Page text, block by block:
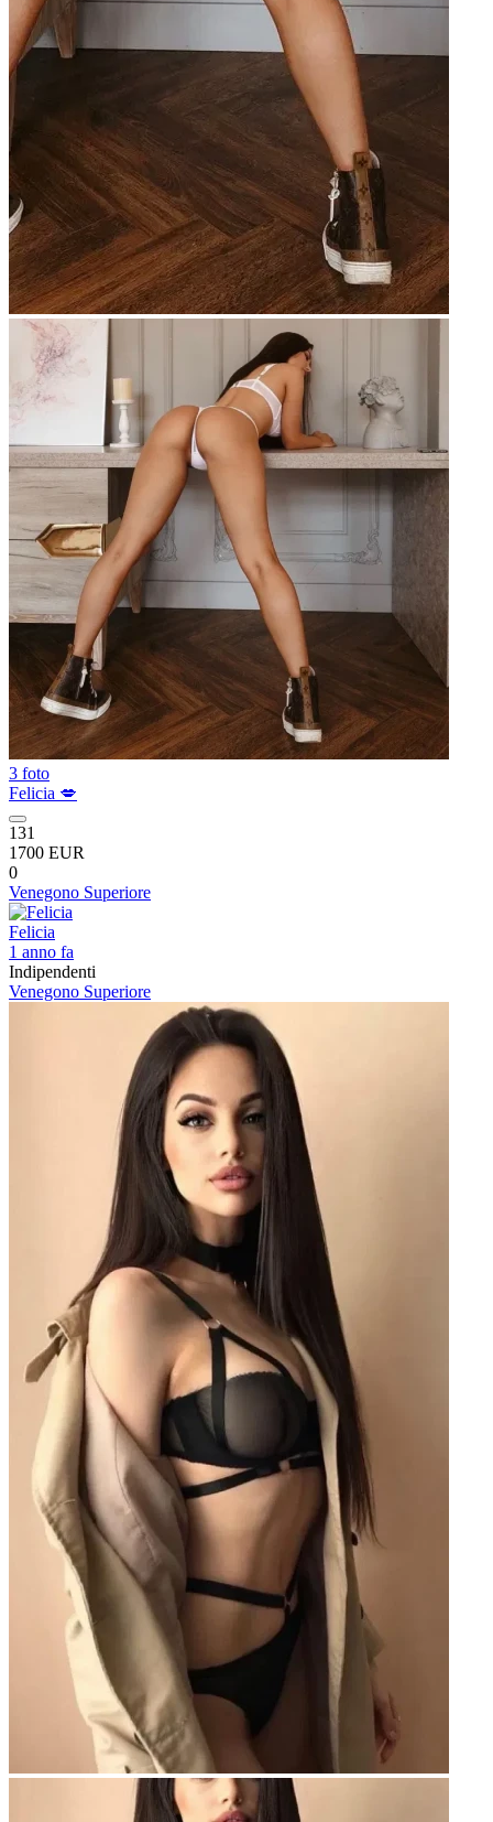
3 foto
Felicia 💋
131
1700 EUR
0
Venegono Superiore
Felicia
1 anno fa
Indipendenti
Venegono Superiore